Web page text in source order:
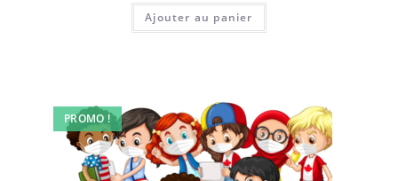
Ajouter au panier
PROMO !